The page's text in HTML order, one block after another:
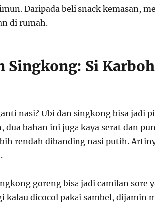
Daripada beli snack kemasan,
di rumah.
Singkong: Si
nasi? Ubi dan singkong bisa jadi
dua bahan ini juga kaya serat dan
rendah dibanding nasi putih.
goreng bisa jadi camilan sore
kalau dicocol pakai sambel, dijamin